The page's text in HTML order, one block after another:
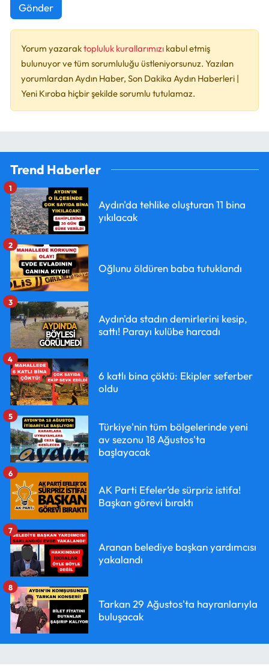
Gönder
Yorum yazaraktopluluk kurallarımızı kabul etmiş
bulunuyor ve tüm sorumluluğu üstleniyorsunuz. Yazılan
yorumlardan Aydın Haber, Son Dakika Aydın Haberleri |
Yeni Kıroba hiçbir şekilde sorumlu tutulamaz.
Trend Haberler
Aydın'da tehlike oluşturan 11 bina
yıkılacak
1
Oğlunu öldüren baba tutuklandı
2
Aydın'da stadın demirlerini kesip,
sattı! Parayı kulübe harcadı
3
6 katlı bina çöktü: Ekipler seferber
oldu
4
Türkiye'nin tüm bölgelerinde yeni
av sezonu 18 Ağustos'ta
başlayacak
5
AK Parti Efeler’de sürpriz istifa!
Başkan görevi bıraktı
6
Aranan belediye başkan yardımcısı
yakalandı
7
Tarkan 29 Ağustos'ta hayranlarıyla
buluşacak
8